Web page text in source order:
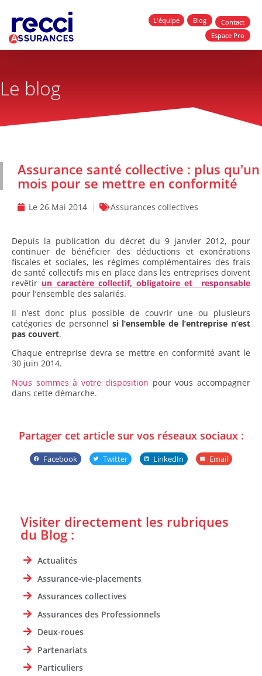
L'équipe Blog
Contact
Espace Pro
Le blog
Assurance santé collective : plus qu'un
mois pour se mettre en conformité
Le 26 Mai 2014 Assurances collectives
Depuis la publication du décret du 9 janvier 2012, pour
continuer de bénéficier des déductions et exonérations
fiscales et sociales, les régimes complémentaires des frais
de santé collectifs mis en place dans les entreprises doivent
revêtir un caractère collectif, obligatoire et responsable
pour l’ensemble des salariés.
Il n’est donc plus possible de couvrir une ou plusieurs
catégories de personnel si l’ensemble de l’entreprise n’est
pas couvert.
Chaque entreprise devra se mettre en conformité avant le
30 juin 2014.
Nous sommes à votre disposition pour vous accompagner
dans cette démarche.
Partager cet article sur vos réseaux sociaux :
Facebook Twitter LinkedIn Email
Visiter directement les rubriques
du Blog :
Actualités
Assurance-vie-placements
Assurances collectives
Assurances des Professionnels
Deux-roues
Partenariats
Particuliers